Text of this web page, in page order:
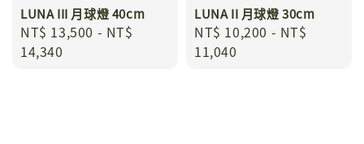
LUNA III 月球燈 40cm
Regular
price
NT$ 13,500 - NT$
14,340
LUNA II 月球燈 30cm
Regular
price
NT$ 10,200 - NT$
11,040